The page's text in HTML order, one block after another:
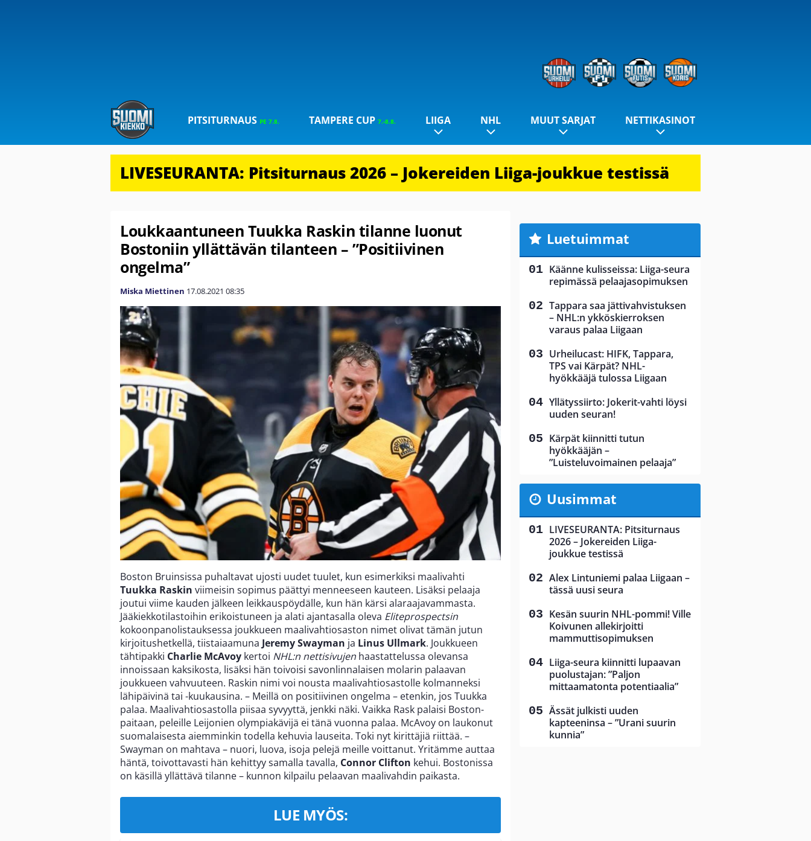
PITSITURNAUS PE 7.8. TAMPERE CUP 7.-8.8. LIIGA NHL MUUT SARJAT NETTIKASINOT
LIVESEURANTA: Pitsiturnaus 2026 – Jokereiden Liiga-joukkue testissä
Loukkaantuneen Tuukka Raskin tilanne luonut
Bostoniin yllättävän tilanteen – ”Positiivinen
ongelma”
Miska Miettinen 17.08.2021 08:35
Boston Bruinsissa puhaltavat ujosti uudet tuulet, kun esimerkiksi maalivahti
Tuukka Raskin viimeisin sopimus päättyi menneeseen kauteen. Lisäksi pelaaja
joutui viime kauden jälkeen leikkauspöydälle, kun hän kärsi alaraajavammasta.
Jääkiekkotilastoihin erikoistuneen ja alati ajantasalla oleva Eliteprospectsin
kokoonpanolistauksessa joukkueen maalivahtiosaston nimet olivat tämän jutun
kirjoitushetkellä, tiistaiaamuna Jeremy Swayman ja Linus Ullmark. Joukkueen
tähtipakki Charlie McAvoy kertoi NHL:n nettisivujen haastattelussa olevansa
innoissaan kaksikosta, lisäksi hän toivoisi savonlinnalaisen molarin palaavan
joukkueen vahvuuteen. Raskin nimi voi nousta maalivahtiosastolle kolmanneksi
lähipäivinä tai -kuukausina. – Meillä on positiivinen ongelma – etenkin, jos Tuukka
palaa. Maalivahtiosastolla piisaa syvyyttä, jenkki näki. Vaikka Rask palaisi Boston-
paitaan, peleille Leijonien olympiakävijä ei tänä vuonna palaa. McAvoy on laukonut
suomalaisesta aiemminkin todella kehuvia lauseita. Toki nyt kirittäjiä riittää. –
Swayman on mahtava – nuori, luova, isoja pelejä meille voittanut. Yritämme auttaa
häntä, toivottavasti hän kehittyy samalla tavalla, Connor Clifton kehui. Bostonissa
on käsillä yllättävä tilanne – kunnon kilpailu pelaavan maalivahdin paikasta.
LUE MYÖS:
Luetuimmat
Käänne kulisseissa: Liiga-seura
repimässä pelaajasopimuksen
Tappara saa jättivahvistuksen
– NHL:n ykköskierroksen
varaus palaa Liigaan
Urheilucast: HIFK, Tappara,
TPS vai Kärpät? NHL-
hyökkääjä tulossa Liigaan
Yllätyssiirto: Jokerit-vahti löysi
uuden seuran!
Kärpät kiinnitti tutun
hyökkääjän –
”Luisteluvoimainen pelaaja”
Uusimmat
LIVESEURANTA: Pitsiturnaus
2026 – Jokereiden Liiga-
joukkue testissä
Alex Lintuniemi palaa Liigaan –
tässä uusi seura
Kesän suurin NHL-pommi! Ville
Koivunen allekirjoitti
mammuttisopimuksen
Liiga-seura kiinnitti lupaavan
puolustajan: ”Paljon
mittaamatonta potentiaalia”
Ässät julkisti uuden
kapteeninsa – ”Urani suurin
kunnia”